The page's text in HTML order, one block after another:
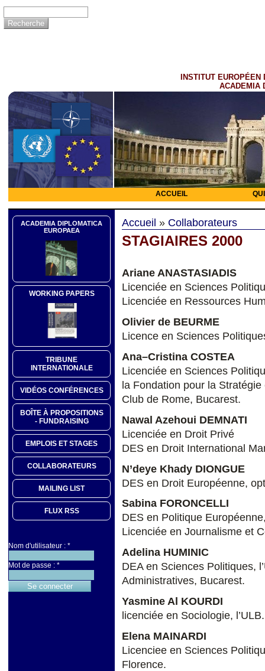
INSTITUT EUROPÉEN
ACADEMIA
ACCUEIL
ACADEMIA DIPLOMATICA
EUROPAEA
WORKING PAPERS
TRIBUNE
INTERNATIONALE
VIDÉOS CONFÉRENCES
BOÎTE À PROPOSITIONS
- FUNDRAISING
EMPLOIS ET STAGES
COLLABORATEURS
MAILING LIST
FLUX RSS
Nom d'utilisateur : *
Mot de passe : *
Accueil » Collaborateurs
STAGIAIRES 2000
Ariane ANASTASIADIS
Licenciée en Sciences
Licenciée en Ressources
Olivier de BEURME
Licence en Sciences
Ana–Cristina COSTEA
Licenciée en Sciences
la Fondation pour la
Club de Rome, Bucarest.
Nawal Azehoui DEMNATI
Licenciée en Droit Privé
DES en Droit International
N’deye Khady DIONGUE
DES en Droit Européenne,
Sabina FORONCELLI
DES en Politique
Licenciée en Journalisme et
Adelina HUMINIC
DEA en Sciences Politiques,
Administratives, Bucarest.
Yasmine Al KOURDI
licenciée en Sociologie, l’ULB.
Elena MAINARDI
Licenciee en Sciences
Florence.